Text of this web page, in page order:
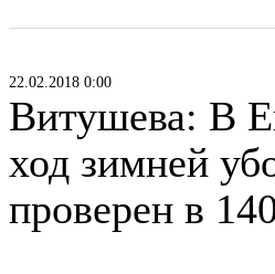
22.02.2018 0:00
Витушева: В
ход зимней
проверен в